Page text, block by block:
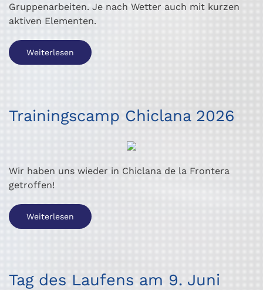
Gruppenarbeiten. Je nach Wetter auch mit kurzen
aktiven Elementen.
Weiterlesen
Trainingscamp Chiclana 2026
Wir haben uns wieder in Chiclana de la Frontera
getroffen!
Weiterlesen
Tag des Laufens am 9. Juni